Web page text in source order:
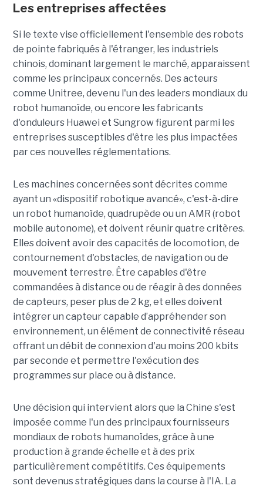
Les entreprises affectées
Si le texte vise officiellement l'ensemble des robots
de pointe fabriqués à l'étranger, les industriels
chinois, dominant largement le marché, apparaissent
comme les principaux concernés. Des acteurs
comme Unitree, devenu l'un des leaders mondiaux du
robot humanoïde, ou encore les fabricants
d'onduleurs Huawei et Sungrow figurent parmi les
entreprises susceptibles d'être les plus impactées
par ces nouvelles réglementations.
Les machines concernées sont décrites comme
ayant un «dispositif robotique avancé», c'est-à-dire
un robot humanoïde, quadrupède ou un AMR (robot
mobile autonome), et doivent réunir quatre critères.
Elles doivent avoir des capacités de locomotion, de
contournement d'obstacles, de navigation ou de
mouvement terrestre. Être capables d'être
commandées à distance ou de réagir à des données
de capteurs, peser plus de 2 kg, et elles doivent
intégrer un capteur capable d’appréhender son
environnement, un élément de connectivité réseau
offrant un débit de connexion d'au moins 200 kbits
par seconde et permettre l'exécution des
programmes sur place ou à distance.
Une décision qui intervient alors que la Chine s'est
imposée comme l'un des principaux fournisseurs
mondiaux de robots humanoïdes, grâce à une
production à grande échelle et à des prix
particulièrement compétitifs. Ces équipements
sont devenus stratégiques dans la course à l'IA. La